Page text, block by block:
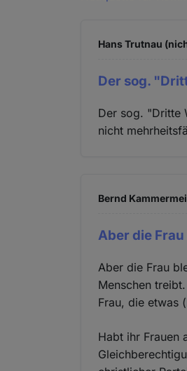
Hans Trutnau
Der sog.
Der sog. "Dritte
nicht
Bernd
Aber die
Aber die Frau
Menschen
Frau, die etwas
Habt ihr Frauen